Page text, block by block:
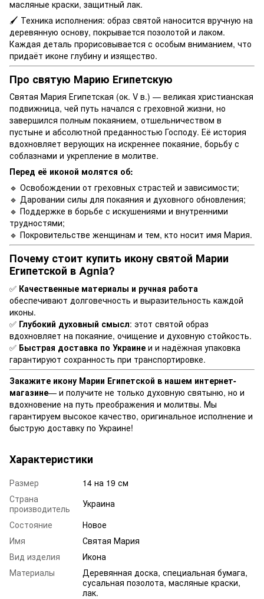
масляные краски, защитный лак.
🖌 Техника исполнения: образ святой наносится вручную на
деревянную основу, покрывается позолотой и лаком.
Каждая деталь прорисовывается с особым вниманием, что
придаёт иконе глубину и изящество.
Про святую Марию Египетскую
Святая Мария Египетская (ок. V в.) — великая христианская
подвижница, чей путь начался с греховной жизни, но
завершился полным покаянием, отшельничеством в
пустыне и абсолютной преданностью Господу. Её история
вдохновляет верующих на искреннее покаяние, борьбу с
соблазнами и укрепление в молитве.
Перед её иконой молятся об:
🔹 Освобождении от греховных страстей и зависимости;
🔹 Даровании силы для покаяния и духовного обновления;
🔹 Поддержке в борьбе с искушениями и внутренними
трудностями;
🔹 Покровительстве женщинам и тем, кто носит имя Мария.
Почему стоит купить икону святой Марии
Египетской в Agnia?
✅ Качественные материалы и ручная работа
обеспечивают долговечность и выразительность каждой
иконы.
✅ Глубокий духовный смысл: этот святой образ
вдохновляет на покаяние, очищение и духовную стойкость.
✅ Быстрая доставка по Украине и и надёжная упаковка
гарантируют сохранность при транспортировке.
Закажите икону Марии Египетской в нашем интернет-
магазине— и получите не только духовную святыню, но и
вдохновение на путь преображения и молитвы. Мы
гарантируем высокое качество, оригинальное исполнение и
быструю доставку по Украине!
Характеристики
Размер
14 на 19 см
Страна
производитель
Украина
Состояние
Новое
Имя
Святая Мария
Вид изделия
Икона
Материалы
Деревянная доска, специальная бумага,
сусальная позолота, масляные краски,
лак.